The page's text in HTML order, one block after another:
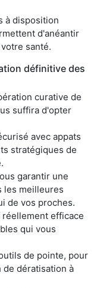
à disposition
d'anéantir
santé.
définitive des
curative de
suffira d'opter
avec appats
stratégiques de
garantir une
les meilleures
de vos proches.
efficace
qui vous
de pointe, pour
dératisation à